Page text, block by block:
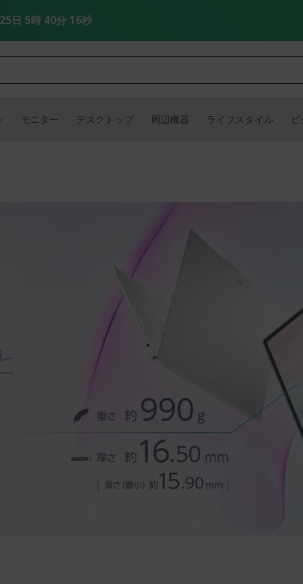
25日 5時 40分 15秒
モニター デスクトップ 周辺機器 ライフスタイル